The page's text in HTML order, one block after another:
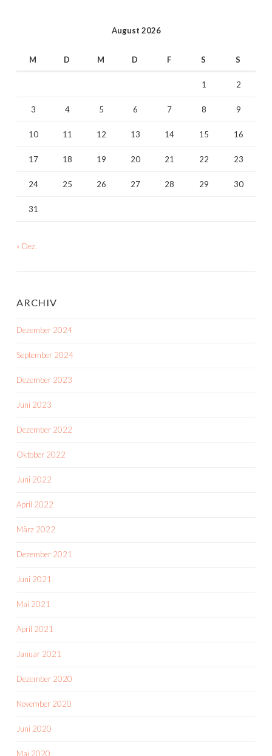
August 2026
M D M D F S S
1 2
3 4 5 6 7 8 9
10 11 12 13 14 15 16
17 18 19 20 21 22 23
24 25 26 27 28 29 30
31
« Dez.
ARCHIV
Dezember 2024
September 2024
Dezember 2023
Juni 2023
Dezember 2022
Oktober 2022
Juni 2022
April 2022
März 2022
Dezember 2021
Juni 2021
Mai 2021
April 2021
Januar 2021
Dezember 2020
November 2020
Juni 2020
Mai 2020